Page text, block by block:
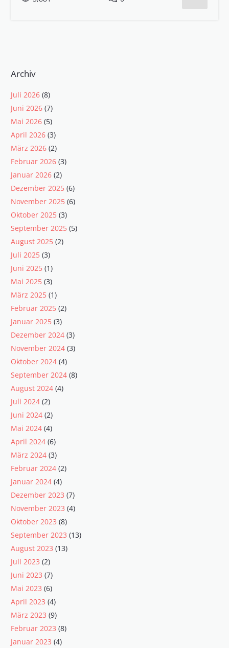
Archiv
Juli 2026 (8)
Juni 2026 (7)
Mai 2026 (5)
April 2026 (3)
März 2026 (2)
Februar 2026 (3)
Januar 2026 (2)
Dezember 2025 (6)
November 2025 (6)
Oktober 2025 (3)
September 2025 (5)
August 2025 (2)
Juli 2025 (3)
Juni 2025 (1)
Mai 2025 (3)
März 2025 (1)
Februar 2025 (2)
Januar 2025 (3)
Dezember 2024 (3)
November 2024 (3)
Oktober 2024 (4)
September 2024 (8)
August 2024 (4)
Juli 2024 (2)
Juni 2024 (2)
Mai 2024 (4)
April 2024 (6)
März 2024 (3)
Februar 2024 (2)
Januar 2024 (4)
Dezember 2023 (7)
November 2023 (4)
Oktober 2023 (8)
September 2023 (13)
August 2023 (13)
Juli 2023 (2)
Juni 2023 (7)
Mai 2023 (6)
April 2023 (4)
März 2023 (9)
Februar 2023 (8)
Januar 2023 (4)